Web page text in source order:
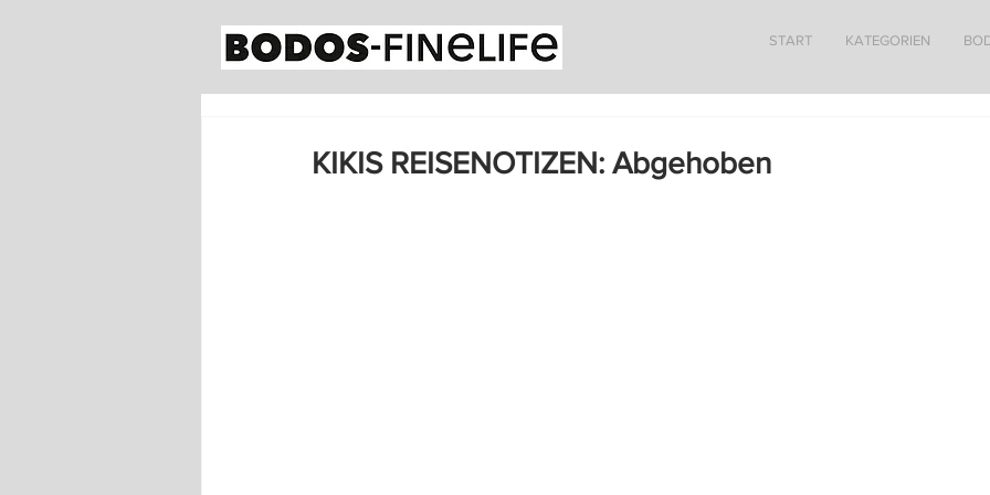
START KATEGORIEN
KIKIS REISENOTIZEN: Abgehoben